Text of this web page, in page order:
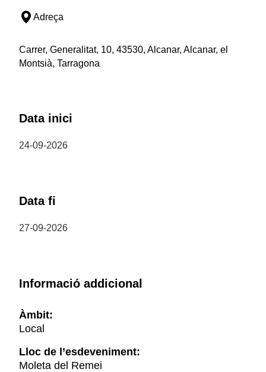
Adreça
Carrer, Generalitat, 10, 43530, Alcanar, Alcanar, el
Montsià, Tarragona
Data inici
24-09-2026
Data fi
27-09-2026
Informació addicional
Àmbit:
Local
Lloc de l’esdeveniment:
Moleta del Remei